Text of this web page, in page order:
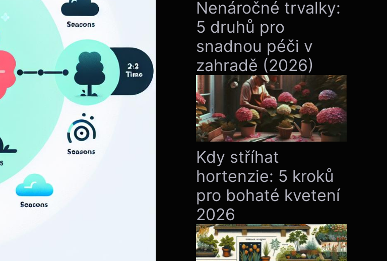
Nenáročné trvalky:
5 druhů pro
snadnou péči v
zahradě (2026)
Kdy stříhat
hortenzie: 5 kroků
pro bohaté kvetení
2026